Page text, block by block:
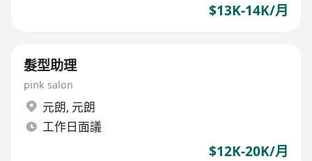
$13K-14K/月
髮型助理
pink salon
元朗, 元朗
工作日面議
$12K-20K/月